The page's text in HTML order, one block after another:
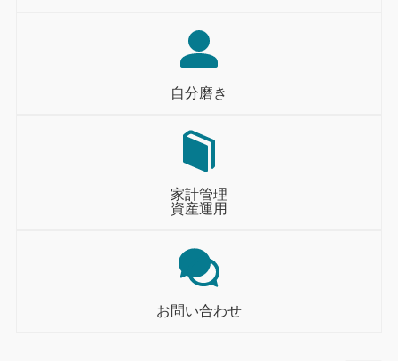
自分磨き
家計管理
資産運用
お問い合わせ